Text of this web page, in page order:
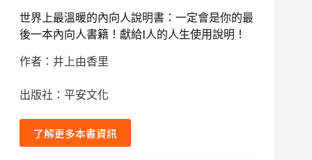
世界上最溫暖的內向人說明書：一定會是你的最
後一本內向人書籍！獻給I人的人生使用說明！
作者：井上由香里
出版社：平安文化
了解更多本書資訊